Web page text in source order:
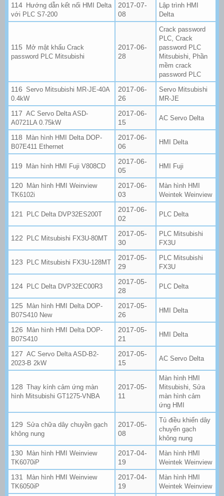
Hướng dẫn kết nối HMI Delta
với PLC S7-200
2017-07-
08
Lập trình HMI
Delta
Mở mật khẩu Crack
password PLC Mitsubishi
2017-06-
28
Crack password
PLC Crack
password PLC
Mitsubishi
Phần
mềm crack
password PLC
Servo Mitsubishi MR-JE-40A
0.4kW
2017-06-
26
Servo Mitsubishi
MR-JE
AC Servo Delta ASD-
A0721LA 0.75kW
2017-06-
15
AC Servo Delta
Màn hình HMI Delta DOP-
B07E411 Ethernet
2017-06-
06
HMI Delta
Màn hình HMI Fuji V808CD
2017-06-
05
HMI Fuji
Màn hình HMI Weinview
TK6102i
2017-06-
03
Màn hình HMI
Weintek Weinview
PLC Delta DVP32ES200T
2017-06-
02
PLC Delta
PLC Mitsubishi FX3U-80MT
2017-05-
30
PLC Mitsubishi
FX3U
PLC Mitsubishi FX3U-128MT
2017-05-
29
PLC Mitsubishi
FX3U
PLC Delta DVP32EC00R3
2017-05-
28
PLC Delta
Màn hình HMI Delta DOP-
B07S410 New
2017-05-
26
HMI Delta
Màn hình HMI Delta DOP-
B07S410
2017-05-
21
HMI Delta
AC Servo Delta ASD-B2-
2023-B 2kW
2017-05-
15
AC Servo Delta
Thay kính cảm ứng màn
hình Mitsubishi GT1275-VNBA
2017-05-
11
Màn hình HMI
Mitsubishi Sửa
màn hình cảm
ứng HMI
Sửa chữa dây chuyền gạch
không nung
2017-05-
08
Tủ điều khiển dây
chuyển gạch
không nung
Màn hình HMI Weinview
TK6070iP
2017-04-
19
Màn hình HMI
Weintek Weinview
Màn hình HMI Weinview
TK6050iP
2017-04-
19
Màn hình HMI
Weintek Weinview